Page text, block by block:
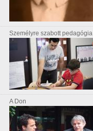
Személyre szabott pedagógia
A Don